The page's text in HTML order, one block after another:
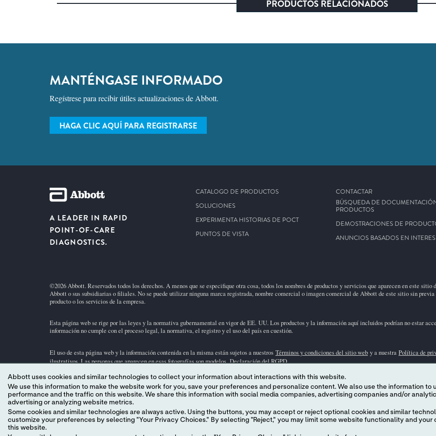
PRODUCTOS RELACIONADOS
MANTÉNGASE INFORMADO
Regístrese para recibir útiles actualizaciones de Abbott.
HAGA CLIC AQUÍ PARA REGISTRARSE
A LEADER IN RAPID
POINT-OF-CARE
DIAGNOSTICS.
CATALOGO DE PRODUCTOS
SOLUCIONES
EXPERIMENTA HISTORIAS DE POCT
PUNTOS DE VISTA
CONTACTAR
BÚSQUEDA DE
PRODUCTOS
DEMOSTRACIONES DE
ANUNCIOS BASADOS EN
©2026 Abbott. Reservados todos los derechos. A menos que se especifique otra cosa, todos los nombres de productos y servicios que aparecen en este
Abbott o sus subsidiarias o filiales. No se puede utilizar ninguna marca registrada, nombre comercial o imagen comercial de Abbott de este sitio sin
producto o los servicios de la empresa.
Esta página web se rige por las leyes y la normativa gubernamental en vigor de EE. UU. Los productos y la información aquí incluidos podrían no estar
información no cumple con el proceso legal, la normativa, el registro y el uso del país en cuestión.
El uso de esta página web y la información contenida en la misma están sujetos a nuestros Términos y condiciones del sitio web y a nuestra Política de
ilustrativos. Las personas que aparecen en esas fotografías son modelos.Declaración del RGPD.
No todos los productos están disponibles en todas las regiones. Consulte a su representante local la disponibilidad en mercados específicos. Para uso
cartucho de pruebai-STATy el uso previsto, consulte las páginas de los productos individuales o los datos sobre el cartucho (información de cartuchos y
Abbott - Líder en diagnóstico inmediato
Abbott uses cookies and similar technologies to collect your information about interactions with this website.
We use this information to make the website work for you, save your preferences and personalize content. We also use the information to understand the
performance and the traffic on this website. We share this information with social media companies, advertising companies and/or analytics companies for targeted
advertising or analyzing website metrics.
Some cookies and similar technologies are always active. Using the buttons, you may accept or reject optional cookies and similar
customize your preferences by selecting "Your Privacy Choices." By selecting "Reject," you may limit some website functionality and
this website.